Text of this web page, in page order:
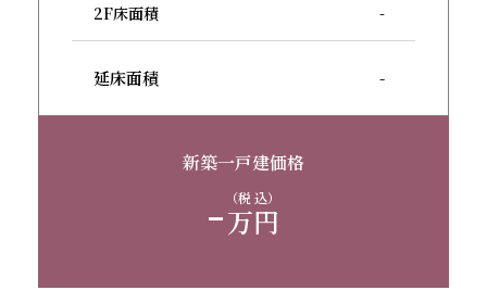
2F床面積 -
延床面積 -
新築一戸建価格
-万円
（税 込）